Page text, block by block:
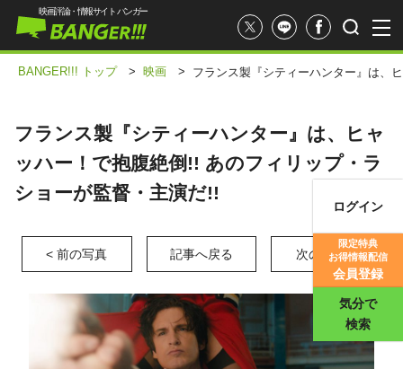
映画評価
映画評論・情報サイト バンガー
ログイン
限定特典
お得情報配信
会員登録
気分で
検索
BANGER!!! トップ > 映画 > フランス製『シティーハンター』は、
フランス製『シティーハンター』は、ヒャ
ッハー！で抱腹絶倒!! あのフィリップ・ラ
ショーが監督・主演だ!!
< 前の写真 記事へ戻る 次の写真 >